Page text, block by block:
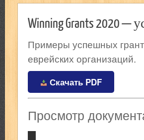
Winning Grants 2020
Примеры успешных
еврейских организаций.
Скачать PDF
Просмотр